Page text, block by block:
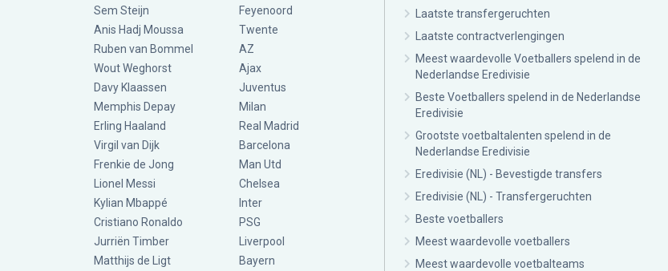
Sem Steijn
Anis Hadj Moussa
Ruben van Bommel
Wout Weghorst
Davy Klaassen
Memphis Depay
Erling Haaland
Virgil van Dijk
Frenkie de Jong
Lionel Messi
Kylian Mbappé
Cristiano Ronaldo
Jurriën Timber
Matthijs de Ligt
Feyenoord
Twente
AZ
Ajax
Juventus
Milan
Real Madrid
Barcelona
Man Utd
Chelsea
Inter
PSG
Liverpool
Bayern
Laatste transfergeruchten
Laatste contractverlengingen
Meest waardevolle Voetballers spelend in de
Nederlandse Eredivisie
Beste Voetballers spelend in de Nederlandse
Eredivisie
Grootste voetbaltalenten spelend in de
Nederlandse Eredivisie
Eredivisie (NL) - Bevestigde transfers
Eredivisie (NL) - Transfergeruchten
Beste voetballers
Meest waardevolle voetballers
Meest waardevolle voetbalteams